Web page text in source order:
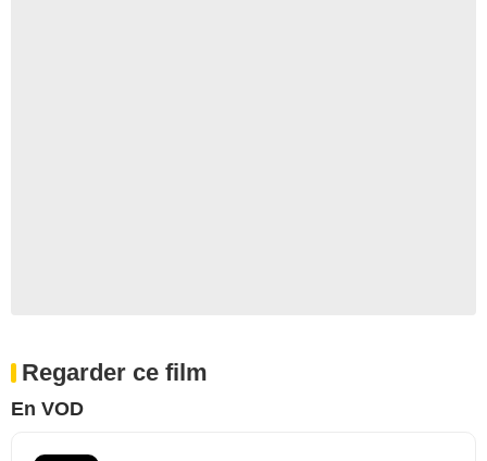
Regarder ce film
En VOD